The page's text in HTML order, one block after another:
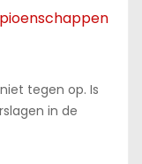
tegen op. Is
in de